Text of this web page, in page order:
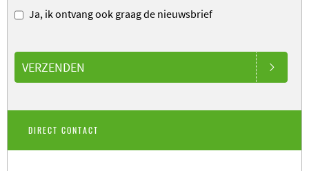
Ja, ik ontvang ook graag de nieuwsbrief
VERZENDEN
DIRECT CONTACT